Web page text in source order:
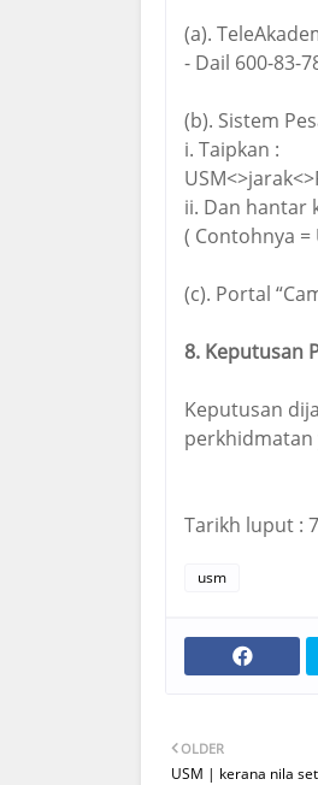
(a).
- Dail 600-83-
(b). Sistem
i. Taipkan :
ii. Dan hantar
( Contohnya =
(c). Portal
8. Keputusan
Keputusan
perkhidmatan
Tarikh luput :
usm
OLDER
USM | kerana nila